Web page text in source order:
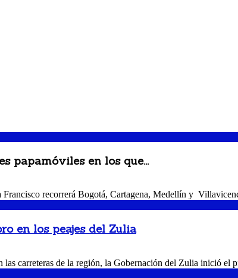
papamóviles en los que...
recorrerá Bogotá, Cartagena, Medellín y
en los peajes del Zulia
carreteras de la región, la Gobernación del Zulia inició el